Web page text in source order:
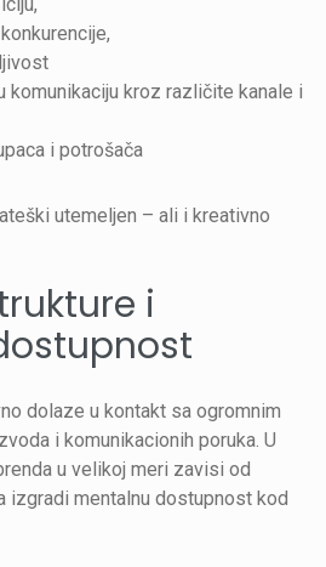
komunikaciju kroz različite kanale i
i potrošača
utemeljen – ali i kreativno
i
dolaze u kontakt sa ogromnim
i komunikacionih poruka. U
u velikoj meri zavisi od
izgradi mentalnu dostupnost kod